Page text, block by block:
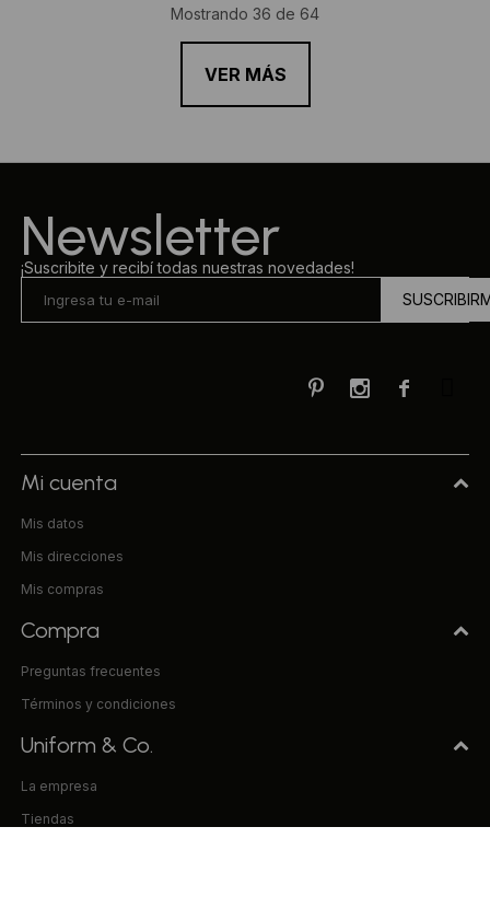
Mostrando 36 de 64
VER MÁS
Newsletter
¡Suscribite y recibí todas nuestras novedades!

 
Mi cuenta
Mis datos
Mis direcciones
Mis compras
Compra
Preguntas frecuentes
Términos y condiciones
Uniform & Co.
La empresa
Tiendas